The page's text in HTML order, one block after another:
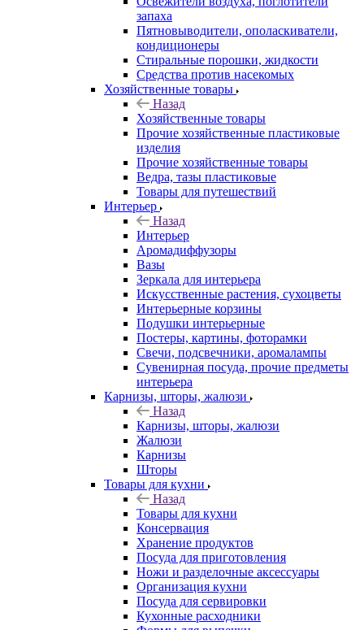
запаха
Пятновыводители, ополаскиватели,
кондиционеры
Стиральные порошки, жидкости
Средства против насекомых
Хозяйственные товары
Назад
Хозяйственные товары
Прочие хозяйственные пластиковые
изделия
Прочие хозяйственные товары
Ведра, тазы пластиковые
Товары для путешествий
Интерьер
Назад
Интерьер
Аромадиффузоры
Вазы
Зеркала для интерьера
Искусственные растения, сухоцветы
Интерьерные корзины
Подушки интерьерные
Постеры, картины, фоторамки
Свечи, подсвечники, аромалампы
Сувенирная посуда, прочие предметы
интерьера
Карнизы, шторы, жалюзи
Назад
Карнизы, шторы, жалюзи
Жалюзи
Карнизы
Шторы
Товары для кухни
Назад
Товары для кухни
Консервация
Хранение продуктов
Посуда для приготовления
Ножи и разделочные аксессуары
Организация кухни
Посуда для сервировки
Кухонные расходники